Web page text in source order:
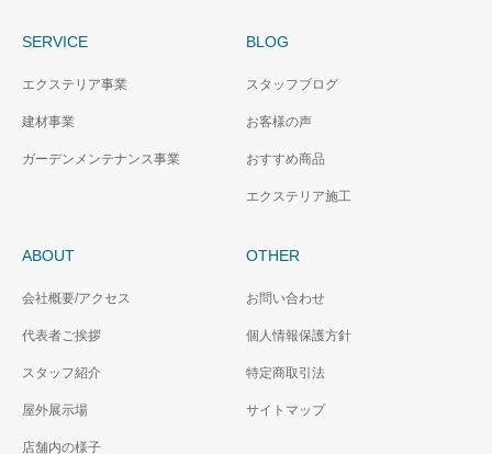
SERVICE
エクステリア事業
建材事業
ガーデンメンテナンス事業
BLOG
スタッフブログ
お客様の声
おすすめ商品
エクステリア施工
ABOUT
会社概要/アクセス
代表者ご挨拶
スタッフ紹介
屋外展示場
店舗内の様子
OTHER
お問い合わせ
個人情報保護方針
特定商取引法
サイトマップ